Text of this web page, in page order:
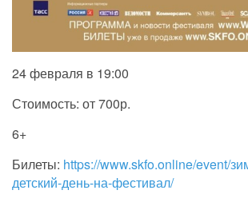
24 февраля в 19:00
Стоимость: от 700р.
6+
Билеты: https://www.skfo.online/event/
детский-день-на-фестивал/